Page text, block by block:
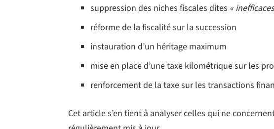
suppression des niches fiscales dites «
réforme de la fiscalité sur la succession
instauration d’un héritage maximum
mise en place d’une taxe kilométrique sur les
renforcement de la taxe sur les transactions
Cet article s’en tient à analyser celles qui ne